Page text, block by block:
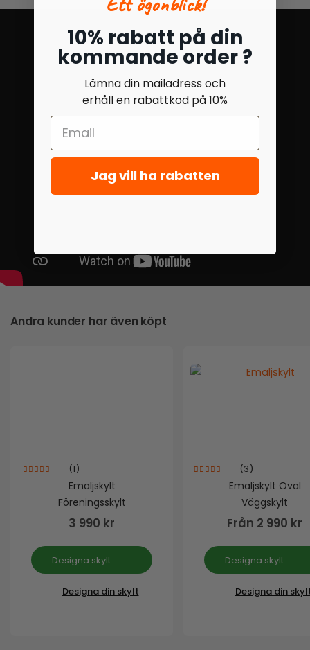
Andra kunder har även köpt
(1)
Emaljskylt
Föreningsskylt
3 990 kr
Designa skylt
Designa din skylt
(3)
Emaljskylt Oval
Väggskylt
Från 2 990 kr
Designa skylt
Designa din
10% rabatt på din
kommande order ?
Lämna din mailadress och
erhåll en rabattkod på 10%
Jag vill ha rabatten